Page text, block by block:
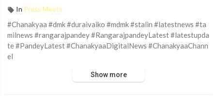
In Press Meets
#Chanakyaa #dmk #duraivaiko #mdmk #stalin #latestnews #ta
milnews #rangarajpandey #RangarajpandeyLatest #latestupda
te #PandeyLatest #ChanakyaaDigitalNews #ChanakyaaChann
el
Show more